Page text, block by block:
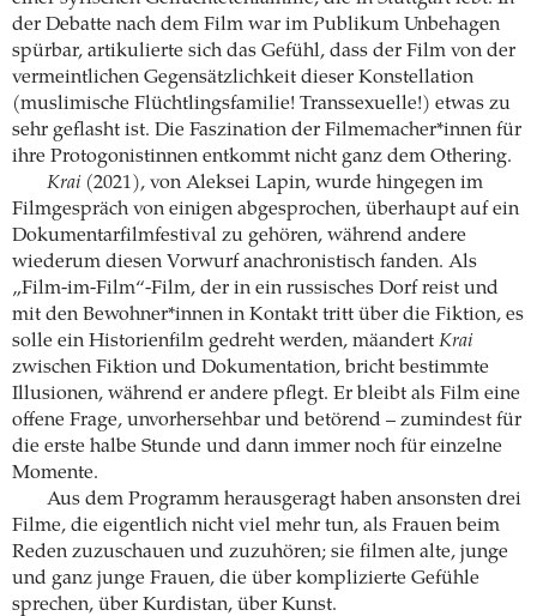
der Debatte nach dem Film war im Publikum Unbehagen
spürbar, artikulierte sich das Gefühl, dass der Film von der
vermeintlichen Gegensätzlichkeit dieser Konstellation
(muslimische Flüchtlingsfamilie! Transsexuelle!) etwas zu
sehr geflasht ist. Die Faszination der Filmemacher*innen für
ihre Protogonistinnen entkommt nicht ganz dem Othering.
Krai(2021), von Aleksei Lapin, wurde hingegen im
Filmgespräch von einigen abgesprochen, überhaupt auf ein
Dokumentarfilmfestival zu gehören, während andere
wiederum diesen Vorwurf anachronistisch fanden. Als
„Film-im-Film“-Film, der in ein russisches Dorf reist und
mit den Bewohner*innen in Kontakt tritt über die Fiktion, es
solle ein Historienfilm gedreht werden, mäandert Krai
zwischen Fiktion und Dokumentation, bricht bestimmte
Illusionen, während er andere pflegt. Er bleibt als Film eine
offene Frage, unvorhersehbar und betörend – zumindest für
die erste halbe Stunde und dann immer noch für einzelne
Momente.
Aus dem Programm herausgeragt haben ansonsten drei
Filme, die eigentlich nicht viel mehr tun, als Frauen beim
Reden zuzuschauen und zuzuhören; sie filmen alte, junge
und ganz junge Frauen, die über komplizierte Gefühle
sprechen, über Kurdistan, über Kunst.